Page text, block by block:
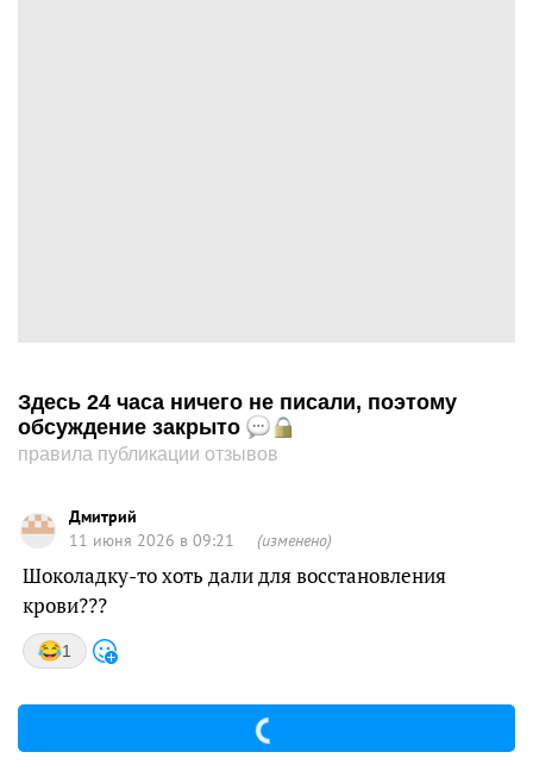
Здесь 24 часа ничего не писали, поэтому
обсуждение закрыто
правила публикации отзывов
Дмитрий
11 июня 2026 в 09:21
(изменено)
Шоколадку-то хоть дали для восстановления
крови???
1